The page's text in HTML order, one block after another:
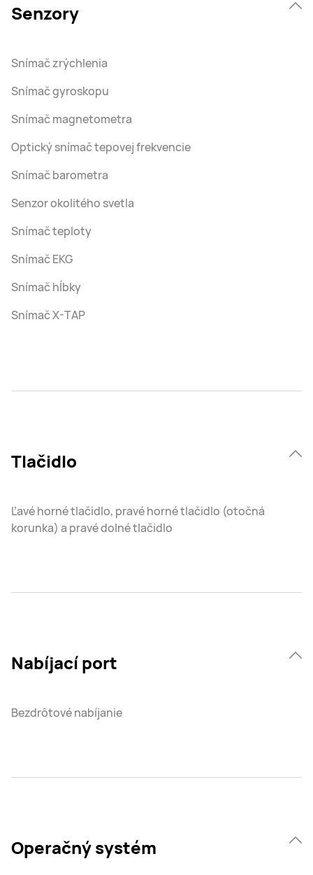
Senzory
Snímač zrýchlenia
Snímač gyroskopu
Snímač magnetometra
Optický snímač tepovej frekvencie
Snímač barometra
Senzor okolitého svetla
Snímač teploty
Snímač EKG
Snímač hĺbky
Snímač X-TAP
Tlačidlo
Ľavé horné tlačidlo, pravé horné tlačidlo (otočná
korunka) a pravé dolné tlačidlo
Nabíjací port
Bezdrôtové nabíjanie
Operačný systém